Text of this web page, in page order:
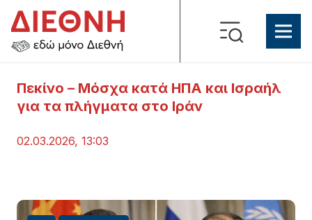
Πεκίνο – Μόσχα κατά ΗΠΑ και Ισραήλ
για τα πλήγματα στο Ιράν
02.03.2026, 13:03